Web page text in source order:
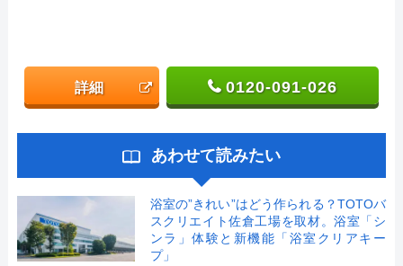
詳細 0120-091-026
あわせて読みたい
浴室の”きれい”はどう作られる？TOTOバ
スクリエイト佐倉工場を取材。浴室「シ
ンラ」体験と新機能「浴室クリアキー
プ」